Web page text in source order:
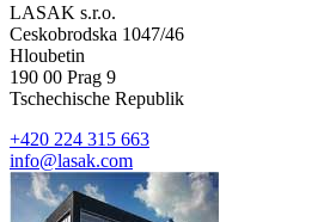
LASAK s.r.o.
Ceskobrodska 1047/46
Hloubetin
190 00 Prag 9
Tschechische Republik
+420 224 315 663
info@lasak.com